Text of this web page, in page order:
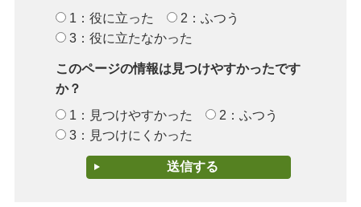
1：役に立った
2：ふつう
3：役に立たなかった
このページの情報は見つけやすかったです
か？
1：見つけやすかった
2：ふつう
3：見つけにくかった